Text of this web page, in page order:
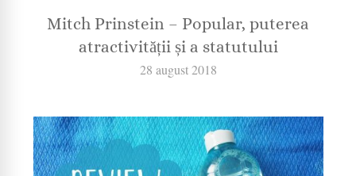
Mitch Prinstein – Popular, puterea
atractivității și a statutului
28 august 2018